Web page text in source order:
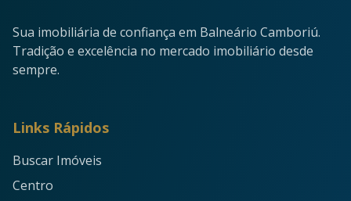
Sua imobiliária de confiança em Balneário Camboriú.
Tradição e excelência no mercado imobiliário desde
sempre.
Links Rápidos
Buscar Imóveis
Centro